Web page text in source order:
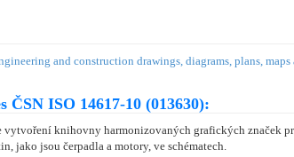
and construction drawings, diagrams, plans,
ČSN ISO 14617-10 (013630):
vytvoření knihovny harmonizovaných grafických značek
jako jsou čerpadla a motory, ve schématech.